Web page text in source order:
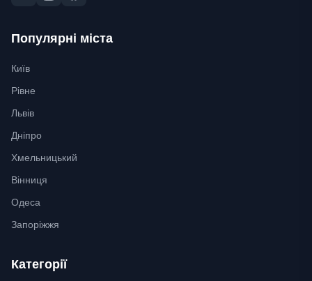
Популярні міста
Київ
Рівне
Львів
Дніпро
Хмельницький
Вінниця
Одеса
Запоріжжя
Категорії